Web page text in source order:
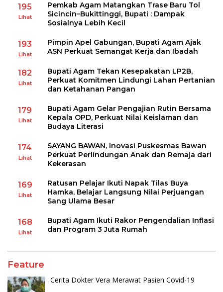
195
Lihat
Pemkab Agam Matangkan Trase Baru Tol
Sicincin–Bukittinggi, Bupati : Dampak
Sosialnya Lebih Kecil
193
Lihat
Pimpin Apel Gabungan, Bupati Agam Ajak
ASN Perkuat Semangat Kerja dan Ibadah
182
Lihat
Bupati Agam Tekan Kesepakatan LP2B,
Perkuat Komitmen Lindungi Lahan Pertanian
dan Ketahanan Pangan
179
Lihat
Bupati Agam Gelar Pengajian Rutin Bersama
Kepala OPD, Perkuat Nilai Keislaman dan
Budaya Literasi
174
Lihat
SAYANG BAWAN, Inovasi Puskesmas Bawan
Perkuat Perlindungan Anak dan Remaja dari
Kekerasan
169
Lihat
Ratusan Pelajar Ikuti Napak Tilas Buya
Hamka, Belajar Langsung Nilai Perjuangan
Sang Ulama Besar
168
Lihat
Bupati Agam Ikuti Rakor Pengendalian Inflasi
dan Program 3 Juta Rumah
Feature
Cerita Dokter Vera Merawat Pasien Covid-19